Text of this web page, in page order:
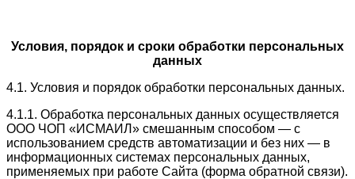
Условия, порядок и сроки обработки персональных
данных
4.1. Условия и порядок обработки персональных данных.
4.1.1. Обработка персональных данных осуществляется
ООО ЧОП «ИСМАИЛ» смешанным способом — с
использованием средств автоматизации и без них — в
информационных системах персональных данных,
применяемых при работе Сайта (форма обратной связи).